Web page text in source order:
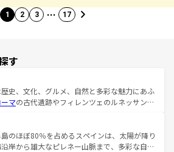
1 2 3 … 17
す
史、文化、グルメ、自然と多彩な魅力にあふ
マの古代遺跡やフィレンツェのルネッサンス
ーナの美しい田園風景やアマルフィ海岸の絶
景観も見逃せない。観光の合間には、本場の
など、絶品のイタリア料理を堪能することも
のほぼ80％を占めるスペインは、太陽が降り
岸から雄大なピレネー山脈まで、多彩な自然